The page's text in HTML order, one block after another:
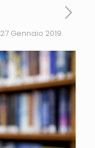
27 Gennaio 2019